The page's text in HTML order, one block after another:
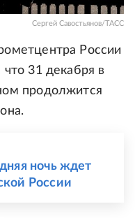
Сергей Савостьянов/ТАСС
России
31 декабря в
продолжится
ночь ждет
России